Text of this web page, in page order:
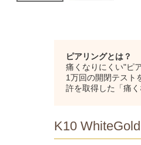
ピアリングとは？
痛くなりにくい"ピ
1万回の開閉テスト
許を取得した「痛
K10